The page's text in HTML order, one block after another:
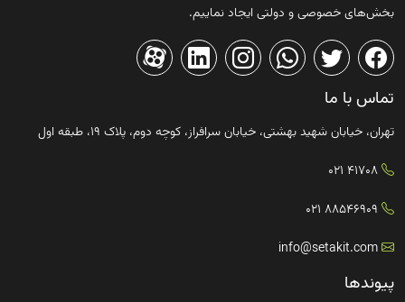
بخش‌های خصوصی و دولتی ایجاد نماییم.
تماس با ما
تهران، خیابان شهید بهشتی، خیابان سرافراز، کوچه دوم، پلاک ۱۹، طبقه اول
41708 021
88546909 021
info@setakit.com
پیوندها